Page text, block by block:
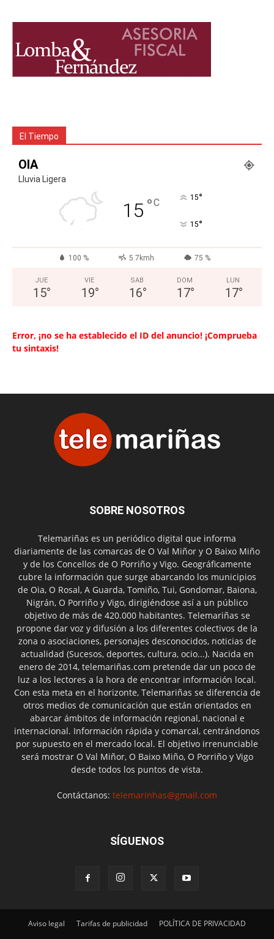
El Tiempo
OIA
Lluvia Ligera
15 °C 15°
15°
100 % 5.7kmh 75 %
JUE
15°
VIE
19°
SAB
16°
DOM
17°
LUN
17°
Error, ¡no se ha establecido el ID del anuncio! ¡Comprueba
tu sintaxis!
SOBRE NOSOTROS
Telemariñas es un periódico digital que informa
diariamente de las comarcas de O Val Miñor y O Baixo Miño
y de los Concellos de O Porriño y Vigo. Geográficamente
cubre la información que surge abarcando los municipios
de Oia, O Rosal, A Guarda, Tomiño, Tui, Gondomar, Baiona,
Nigrán, O Porriño y Vigo, dirigiéndose así a un público
objetivo de más de 420.000 habitantes. Telemariñas se
propone dar voz y difusión a los diferentes colectivos de la
zona o asociaciones, personajes desconocidos, noticias de
actualidad (Sucesos, deportes, cultura, ocio...). Nacida en
enero de 2014, telemariñas.com pretende dar un poco de
luz a los lectores a la hora de encontrar información local.
Con esta meta en el horizonte, Telemariñas se diferencia de
otros medios de comunicación que están orientados en
abarcar ámbitos de información regional, nacional e
internacional. Información rápida y comarcal, centrándonos
por supuesto en el mercado local. El objetivo irrenunciable
será mostrar O Val Miñor, O Baixo Miño, O Porriño y Vigo
desde todos los puntos de vista.
Contáctanos: telemarinhas@gmail.com
SÍGUENOS
Aviso legal Tarifas de publicidad POLÍTICA DE PRIVACIDAD